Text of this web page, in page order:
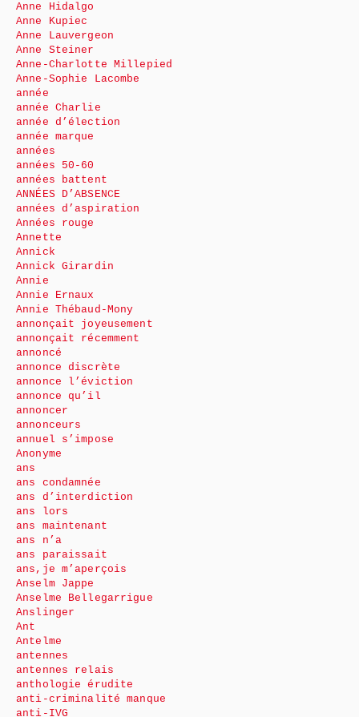
Anne Hidalgo
Anne Kupiec
Anne Lauvergeon
Anne Steiner
Anne-Charlotte Millepied
Anne-Sophie Lacombe
année
année Charlie
année d’élection
année marque
années
années 50-60
années battent
ANNÉES D’ABSENCE
années d’aspiration
Années rouge
Annette
Annick
Annick Girardin
Annie
Annie Ernaux
Annie Thébaud-Mony
annonçait joyeusement
annonçait récemment
annoncé
annonce discrète
annonce l’éviction
annonce qu’il
annoncer
annonceurs
annuel s’impose
Anonyme
ans
ans condamnée
ans d’interdiction
ans lors
ans maintenant
ans n’a
ans paraissait
ans,je m’aperçois
Anselm Jappe
Anselme Bellegarrigue
Anslinger
Ant
Antelme
antennes
antennes relais
anthologie érudite
anti-criminalité manque
anti-IVG